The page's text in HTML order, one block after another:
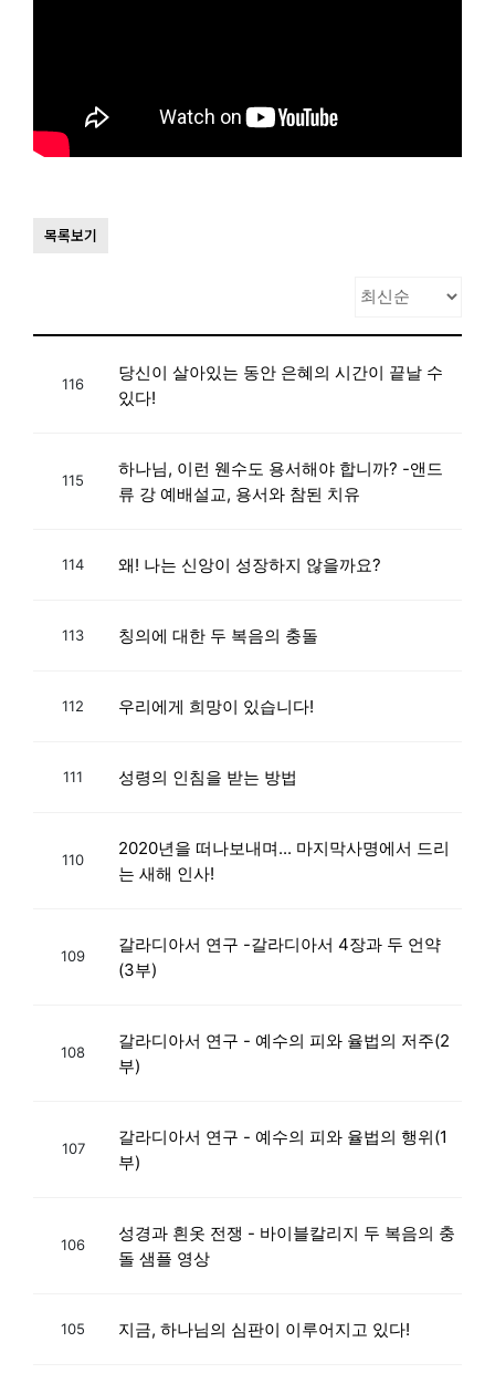
목록보기
116
당신이 살아있는 동안 은혜의 시간이 끝날 수
있다!
115
하나님, 이런 웬수도 용서해야 합니까? -앤드
류 강 예배설교, 용서와 참된 치유
114 왜! 나는 신앙이 성장하지 않을까요?
113 칭의에 대한 두 복음의 충돌
112 우리에게 희망이 있습니다!
111 성령의 인침을 받는 방법
110
2020년을 떠나보내며... 마지막사명에서 드리
는 새해 인사!
109
갈라디아서 연구 -갈라디아서 4장과 두 언약
(3부)
108
갈라디아서 연구 - 예수의 피와 율법의 저주(2
부)
107
갈라디아서 연구 - 예수의 피와 율법의 행위(1
부)
106
성경과 흰옷 전쟁 - 바이블칼리지 두 복음의 충
돌 샘플 영상
105 지금, 하나님의 심판이 이루어지고 있다!